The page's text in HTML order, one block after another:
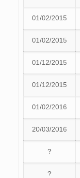
01/02/2015
01/02/2015
01/12/2015
01/12/2015
01/02/2016
20/03/2016
?
?